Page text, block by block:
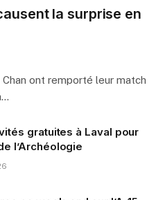
la surprise en
ont remporté leur match
gratuites à Laval pour
l’Archéologie